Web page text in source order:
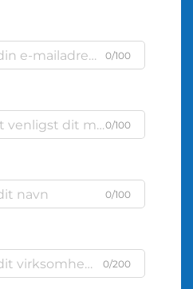
0/100
0/100
0/100
0/200